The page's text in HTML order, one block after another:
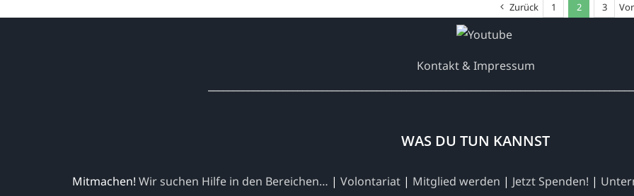
Zurück 1 2 3 Vor
Kontakt & Impressum
WAS DU TUN KANNST
Mitmachen! Wir suchen Hilfe in den Bereichen… | Volontariat | Mitglied werden | Jetzt Spenden! |